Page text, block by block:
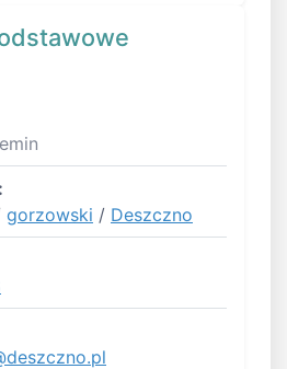
gorzowski / Deszczno